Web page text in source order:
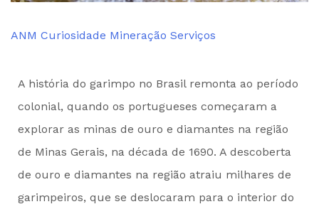
ANM Curiosidade Mineração Serviços
Administrador
A história do garimpo no Brasil remonta ao período
colonial, quando os portugueses começaram a
explorar as minas de ouro e diamantes na região
de Minas Gerais, na década de 1690. A descoberta
de ouro e diamantes na região atraiu milhares de
garimpeiros, que se deslocaram para o interior do